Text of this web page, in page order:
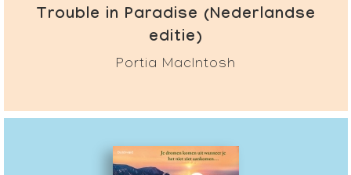
Trouble in Paradise (Nederlandse
editie)
Portia MacIntosh